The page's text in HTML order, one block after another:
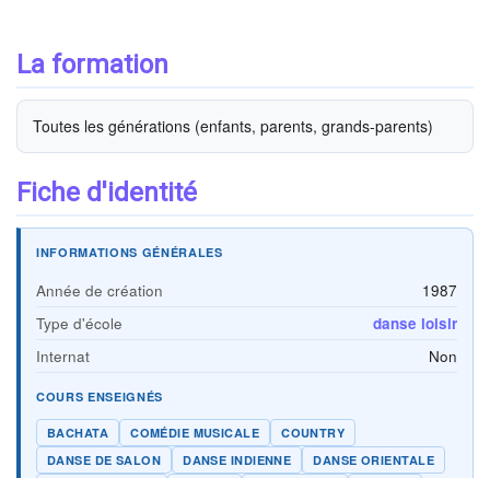
La formation
Toutes les générations (enfants, parents, grands-parents)
Fiche d'identité
INFORMATIONS GÉNÉRALES
Année de création
1987
Type d'école
danse loisir
Internat
Non
COURS ENSEIGNÉS
BACHATA COMÉDIE MUSICALE
COUNTRY
DANSE DE SALON
DANSE INDIENNE
DANSE ORIENTALE